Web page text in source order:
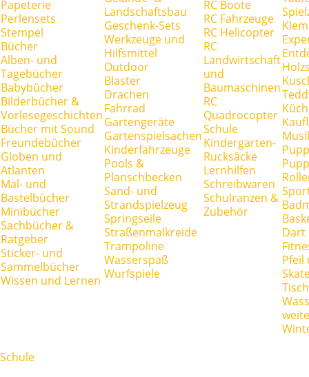
Papeterie
Perlensets
Stempel
Bücher
Alben- und
Tagebücher
Babybücher
Bilderbücher &
Vorlesegeschichten
Bücher mit Sound
Freundebücher
Globen und
Atlanten
Mal- und
Bastelbücher
Minibücher
Sachbücher &
Ratgeber
Sticker- und
Sammelbücher
Wissen und Lernen
Landschaftsbau
Geschenk-Sets
Werkzeuge und
Hilfsmittel
Outdoor
Blaster
Drachen
Fahrrad
Gartengeräte
Gartenspielsachen
Kinderfahrzeuge
Pools &
Planschbecken
Sand- und
Strandspielzeug
Springseile
Straßenmalkreide
Trampoline
Wasserspaß
Wurfspiele
RC Boote
RC Fahrzeuge
RC Helicopter
RC
Landwirtschaft
und
Baumaschinen
RC
Quadrocopter
Schule
Kindergarten-
Rucksäcke
Lernhilfen
Schreibwaren
Schulranzen &
Zubehör
Dart
Pfeil
Schule